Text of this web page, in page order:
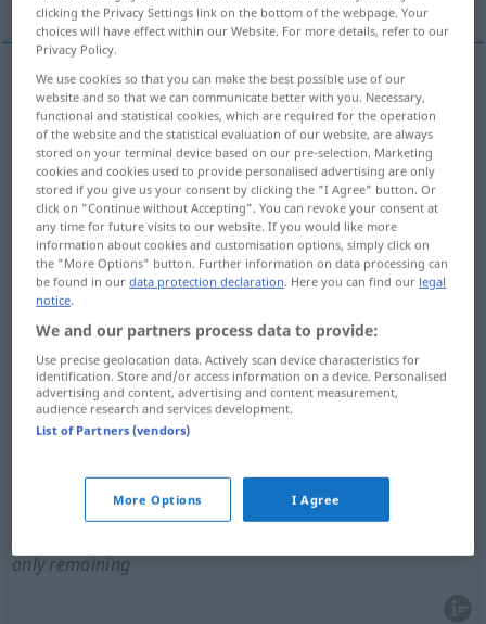
letzt(er, e, es) last
last → see „leg“
letzt(er, e, es), vorig(er, e, es) last week, month
neuest(er, e, es) lastlatest
letzt(er, e, es),alleinnochübrigbleibend
last
only remaining
clicking the Privacy Settings link on the bottom of the webpage. Your
choices will have effect within our Website. For more details, refer to our
Privacy Policy.
We use cookies so that you can make the best possible use of our
website and so that we can communicate better with you. Necessary,
functional and statistical cookies, which are required for the operation
of the website and the statistical evaluation of our website, are always
stored on your terminal device based on our pre-selection. Marketing
cookies and cookies used to provide personalised advertising are only
stored if you give us your consent by clicking the "I Agree" button. Or
click on "Continue without Accepting". You can revoke your consent at
any time for future visits to our website. If you would like more
information about cookies and customisation options, simply click on
the "More Options" button. Further information on data processing can
be found in ourdata protection declaration. Here you can find our legal
notice.
We and our partners process data to provide:
Use precise geolocation data. Actively scan device characteristics for
identification. Store and/or access information on a device. Personalised
advertising and content, advertising and content measurement,
audience research and services development.
List of Partners (vendors)
More Options I Agree